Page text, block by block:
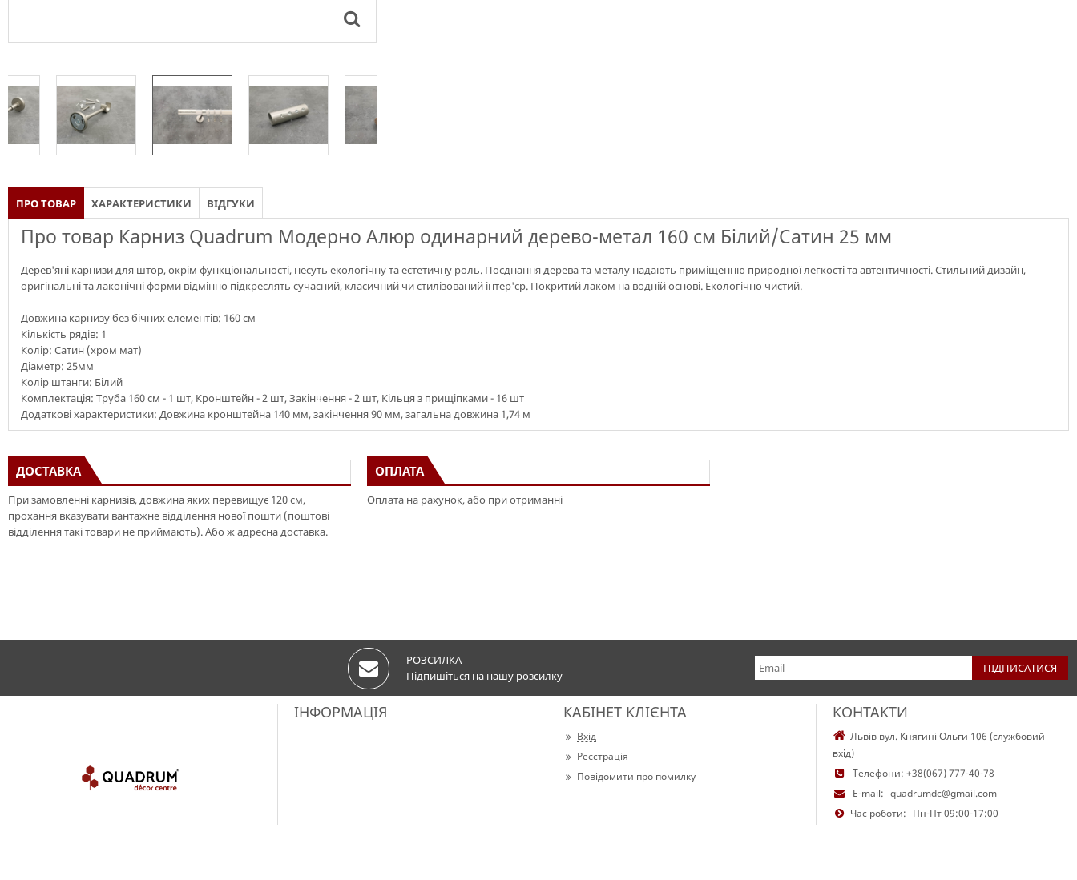
ПРО ТОВАР ХАРАКТЕРИСТИКИ ВІДГУКИ
Про товар Карниз Quadrum Модерно Алюр одинарний дерево-метал 160 см Білий/Сатин 25 мм
Дерев'яні карнизи для штор, окрім функціональності, несуть екологічну та естетичну роль. Поєднання дерева та металу надають приміщенню природної легкості та автентичності. Стильний дизайн,
оригінальні та лаконічні форми відмінно підкреслять сучасний, класичний чи стилізований інтер'єр. Покритий лаком на водній основі. Екологічно чистий.
Довжина карнизу без бічних елементів: 160 см
Кількість рядів: 1
Колір: Сатин (хром мат)
Діаметр: 25мм
Колір штанги: Білий
Комплектація: Труба 160 см - 1 шт, Кронштейн - 2 шт, Закінчення - 2 шт, Кільця з прищіпками - 16 шт
Додаткові характеристики: Довжина кронштейна 140 мм, закінчення 90 мм, загальна довжина 1,74 м
ДОСТАВКА
При замовленні карнизів, довжина яких перевищує 120 см,
прохання вказувати вантажне відділення нової пошти (поштові
відділення такі товари не приймають). Або ж адресна доставка.
ОПЛАТА
Оплата на рахунок, або при отриманні
РОЗСИЛКА
Підпишіться на нашу розсилку
ІНФОРМАЦІЯ КАБІНЕТ КЛІЄНТА
Вхід
Реєстрація
Повідомити про помилку
КОНТАКТИ
Львів вул. Княгині Ольги 106 (службовий
вхід)
Телефони: +38(067) 777-40-78
E-mail: quadrumdc@gmail.com
Час роботи: Пн-Пт 09:00-17:00